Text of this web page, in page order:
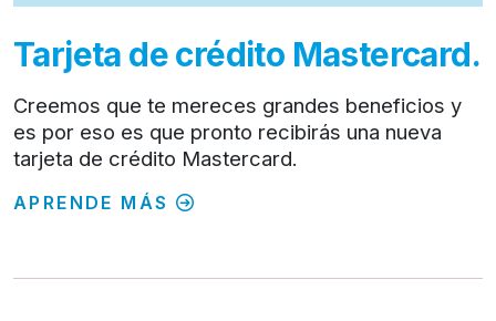
Tarjeta de crédito Mastercard.
Creemos que te mereces grandes beneficios y
es por eso es que pronto recibirás una nueva
tarjeta de crédito Mastercard.
APRENDE MÁS